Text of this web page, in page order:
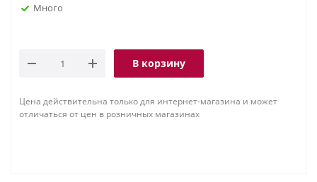
Много
В корзину
Цена действительна только для интернет-магазина и может
отличаться от цен в розничных магазинах